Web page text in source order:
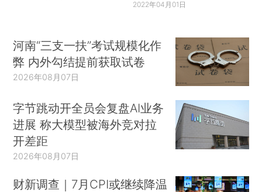
2022年04月01日
河南“三支一扶”考试规模化作
弊 内外勾结提前获取试卷
2026年08月07日
字节跳动开全员会复盘AI业务
进展 称大模型被海外竞对拉
开差距
2026年08月07日
财新调查｜7月CPI或继续降温